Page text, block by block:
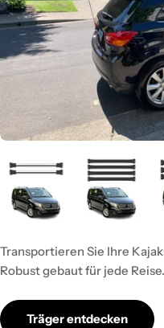
Transportieren Sie Ihre
Robust gebaut für jede Reise.
Träger entdecken